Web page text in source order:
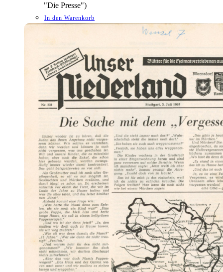
"Die Presse")
In den Warenkorb